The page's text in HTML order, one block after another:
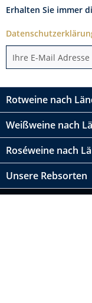
Erhalten Sie immer
Rotweine nach
Weißweine nach
Roséweine nach
Unsere Rebsorten